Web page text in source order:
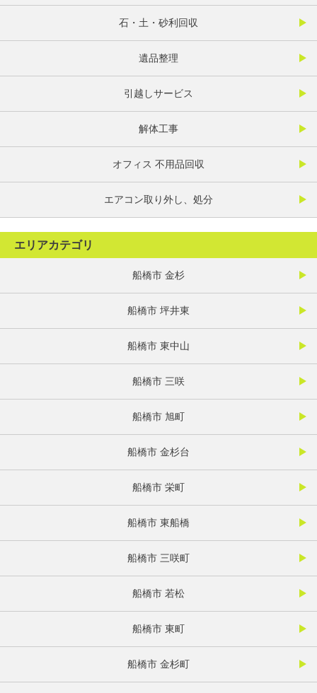
石・土・砂利回収
遺品整理
引越しサービス
解体工事
オフィス 不用品回収
エアコン取り外し、処分
エリアカテゴリ
船橋市 金杉
船橋市 坪井東
船橋市 東中山
船橋市 三咲
船橋市 旭町
船橋市 金杉台
船橋市 栄町
船橋市 東船橋
船橋市 三咲町
船橋市 若松
船橋市 東町
船橋市 金杉町